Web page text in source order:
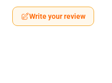
Write your review